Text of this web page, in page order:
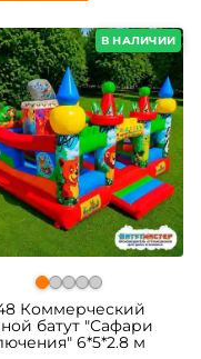
В НАЛИЧИИ
Коммерческий
батут "Сафари
6*5*2.8 м